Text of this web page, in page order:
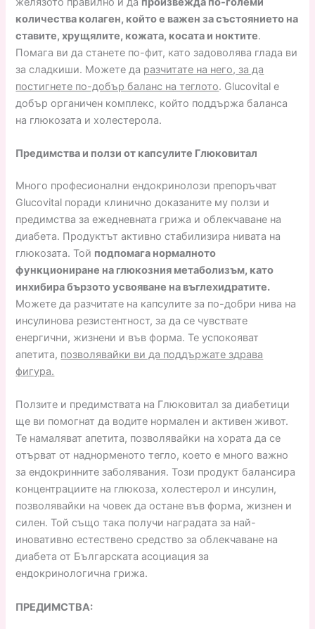
количества колаген, който е важен за състоянието на
ставите, хрущялите, кожата, косата и ноктите.
Помага ви да станете по-фит, като задоволява глада ви
за сладкиши. Можете да разчитате на него, за да
постигнете по-добър баланс на теглото. Glucovital е
добър органичен комплекс, който поддържа баланса
на глюкозата и холестерола.
Предимства и ползи от капсулите Глюковитал
Много професионални ендокринолози препоръчват
Glucovital поради клинично доказаните му ползи и
предимства за ежедневната грижа и облекчаване на
диабета. Продуктът активно стабилизира нивата на
глюкозата. Той подпомага нормалното
функциониране на глюкозния метаболизъм, като
инхибира бързото усвояване на въглехидратите.
Можете да разчитате на капсулите за по-добри нива на
инсулинова резистентност, за да се чувствате
енергични, жизнени и във форма. Те успокояват
апетита, позволявайки ви да поддържате здрава
фигура.
Ползите и предимствата на Глюковитал за диабетици
ще ви помогнат да водите нормален и активен живот.
Те намаляват апетита, позволявайки на хората да се
отърват от наднорменото тегло, което е много важно
за ендокринните заболявания. Този продукт балансира
концентрациите на глюкоза, холестерол и инсулин,
позволявайки на човек да остане във форма, жизнен и
силен. Той също така получи наградата за най-
иновативно естествено средство за облекчаване на
диабета от Българската асоциация за
ендокринологична грижа.
ПРЕДИМСТВА: